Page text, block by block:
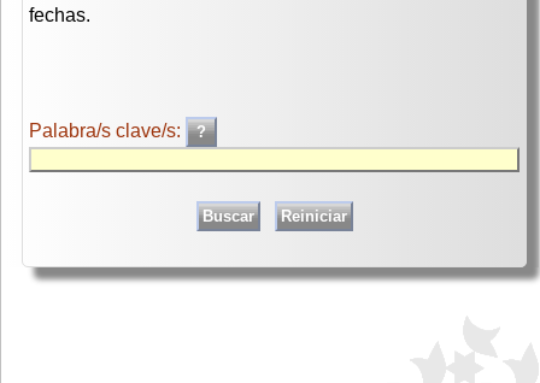
fechas.
Palabra/s clave/s: